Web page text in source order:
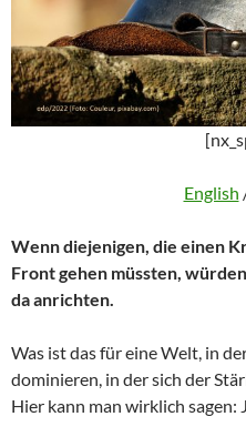
English
Wenn diejenigen, die einen
Front gehen müssten,
da anrichten.
Was ist das für eine Welt, in
dominieren, in der sich der
Hier kann man wirklich